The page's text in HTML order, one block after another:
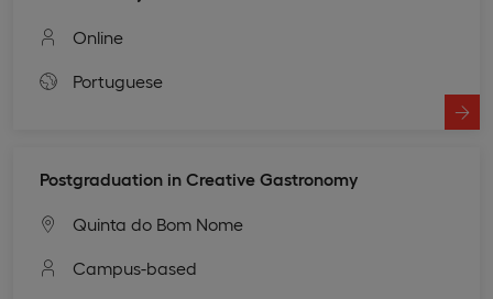
Online
Portuguese
Postgraduation in Creative Gastronomy
Quinta do Bom Nome
Campus-based